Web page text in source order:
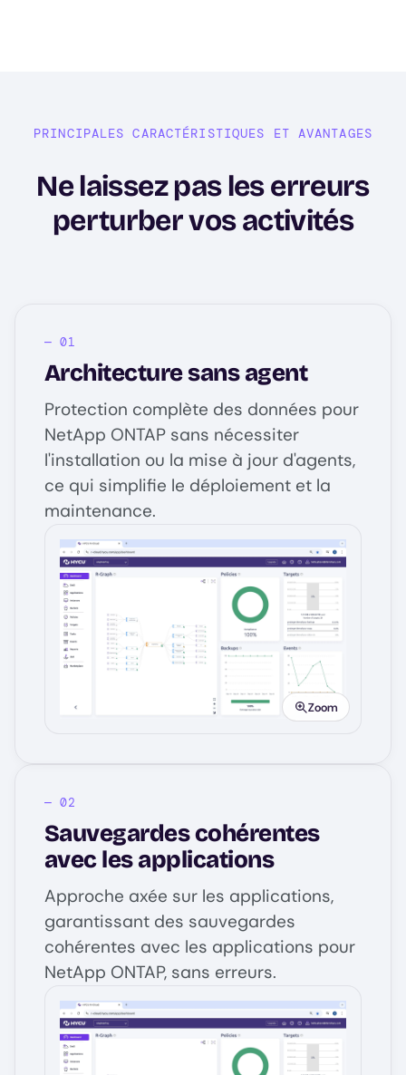
PRINCIPALES CARACTÉRISTIQUES ET AVANTAGES
Ne laissez pas les erreurs
perturber vos activités
Architecture sans agent
Protection complète des données pour
NetApp ONTAP sans nécessiter
l'installation ou la mise à jour d'agents,
ce qui simplifie le déploiement et la
maintenance.
Image
Zoom
Sauvegardes cohérentes
avec les applications
Approche axée sur les applications,
garantissant des sauvegardes
cohérentes avec les applications pour
NetApp ONTAP, sans erreurs.